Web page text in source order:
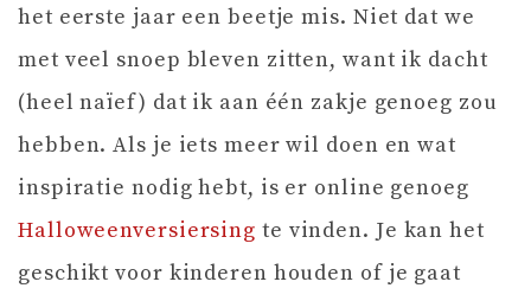
het eerste jaar een beetje mis. Niet dat we
met veel snoep bleven zitten, want ik dacht
(heel naïef) dat ik aan één zakje genoeg zou
hebben. Als je iets meer wil doen en wat
inspiratie nodig hebt, is er online genoeg
Halloweenversiersing te vinden. Je kan het
geschikt voor kinderen houden of je gaat